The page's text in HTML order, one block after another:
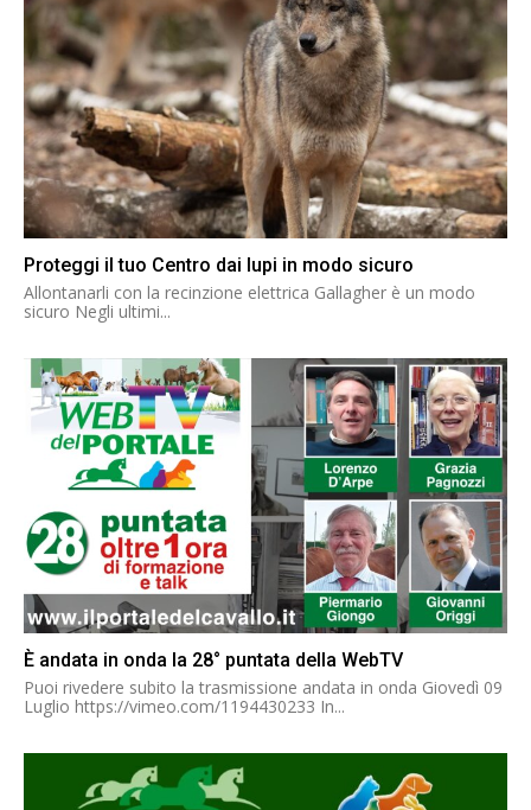
Proteggi il tuo Centro dai lupi in modo sicuro
Allontanarli con la recinzione elettrica Gallagher è un modo
sicuro Negli ultimi...
È andata in onda la 28° puntata della WebTV
Puoi rivedere subito la trasmissione andata in onda Giovedì 09
Luglio https://vimeo.com/1194430233 In...